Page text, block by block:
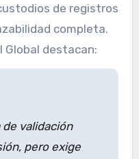
de registros
completa.
Global destacan:
validación
pero exige